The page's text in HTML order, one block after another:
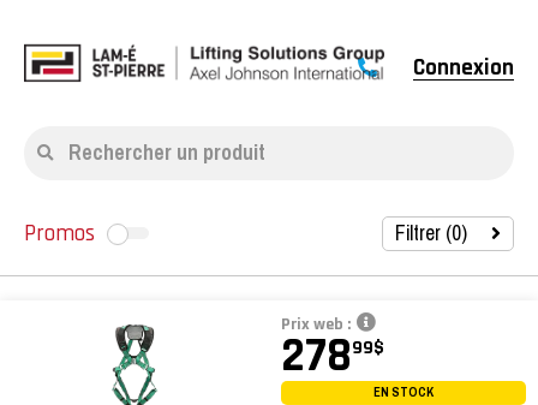
Rechercher un produit
Connexion
Promos Filtrer (0)
Prix web :
27899$
EN STOCK